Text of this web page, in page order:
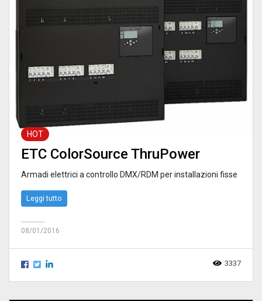
HOT
ETC ColorSource ThruPower
Armadi elettrici a controllo DMX/RDM per installazioni fisse
Leggi tutto
08/01/2016
3337